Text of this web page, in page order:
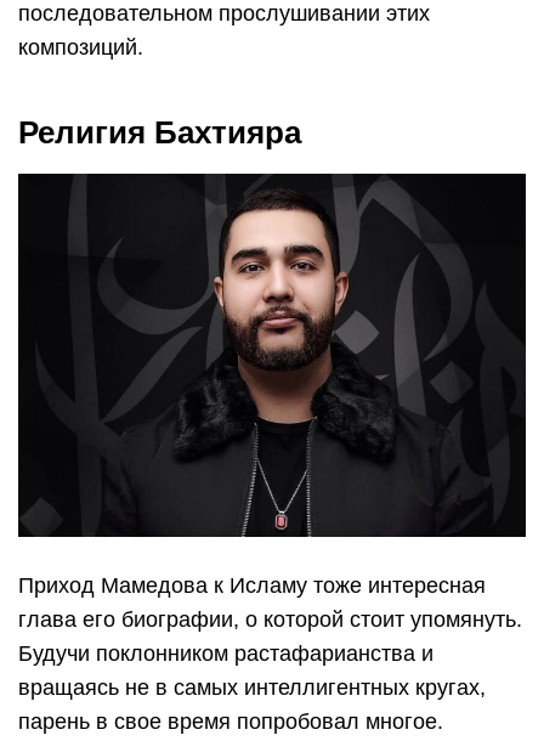
последовательном прослушивании этих
композиций.
Религия Бахтияра
Приход Мамедова к Исламу тоже интересная
глава его биографии, о которой стоит упомянуть.
Будучи поклонником растафарианства и
вращаясь не в самых интеллигентных кругах,
парень в свое время попробовал многое.